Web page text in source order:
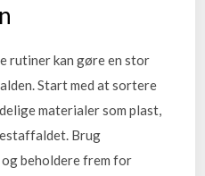
rutiner kan gøre en stor
Start med at sortere
materialer som plast,
Brug
beholdere frem for